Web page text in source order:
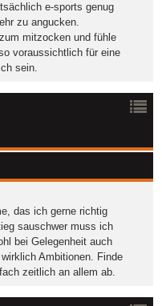
e-sports genug
zu angucken.
mitzocken und fühle
voraussichtlich für eine
sein.
das ich gerne richtig
sauschwer muss ich
bei Gelegenheit auch
Ambitionen. Finde
zeitlich an allem ab.